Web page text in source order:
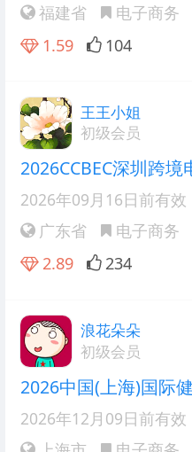
福建省
电子商务
1.59
104
王王小姐
初级会员
2026CCBEC深圳跨境
2026年09月16日前有效
广东省
电子商务
2.89
234
浪花朵朵
初级会员
2026中国(上海)国际
2026年12月09日前有效